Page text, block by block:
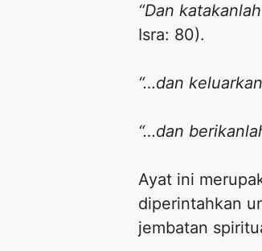
“Dan
Isra: 80).
“…dan
“…dan
Ayat ini
diperintahkan
jembatan